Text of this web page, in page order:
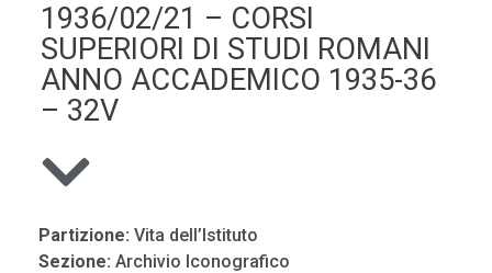
1936/02/21 – CORSI
SUPERIORI DI STUDI ROMANI
ANNO ACCADEMICO 1935-36
– 32V
Partizione: Vita dell’Istituto
Sezione: Archivio Iconografico